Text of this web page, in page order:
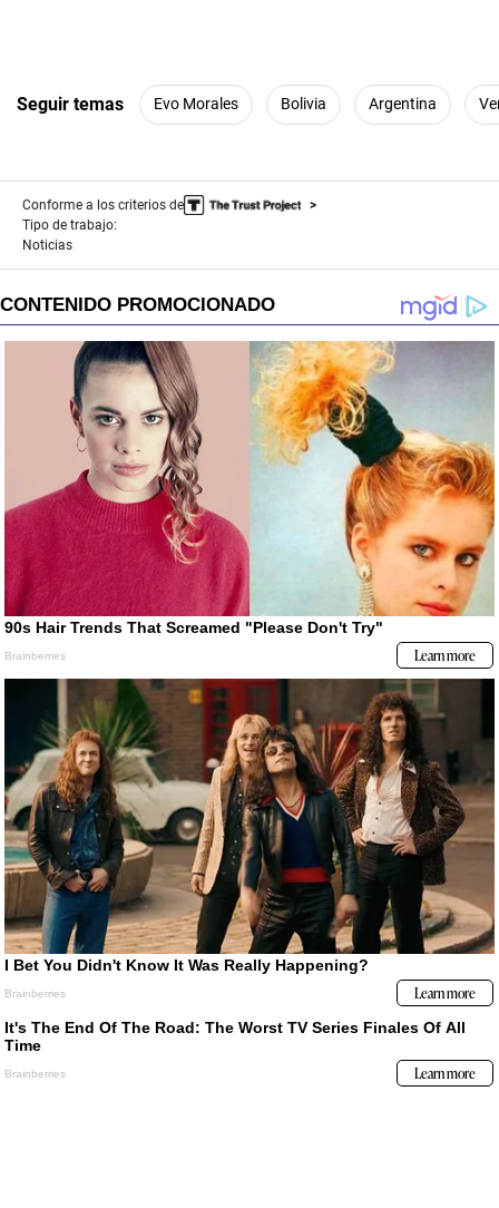
Seguir temas Evo Morales Bolivia Argentina
Conforme a los criterios de
Tipo de trabajo:
Noticias